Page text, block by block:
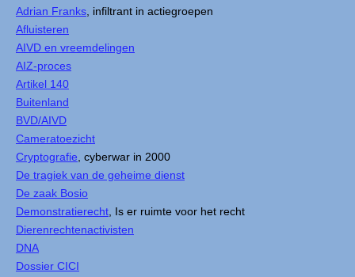
Adrian Franks , infiltrant in actiegroepen
Afluisteren
AIVD en vreemdelingen
AIZ-proces
Artikel 140
Buitenland
BVD/AIVD
Cameratoezicht
Cryptografie , cyberwar in 2000
De tragiek van de geheime dienst
De zaak Bosio
Demonstratierecht , Is er ruimte voor het recht
Dierenrechtenactivisten
DNA
Dossier CICI